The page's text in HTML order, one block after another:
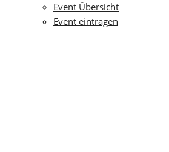
Event Übersicht
Event eintragen